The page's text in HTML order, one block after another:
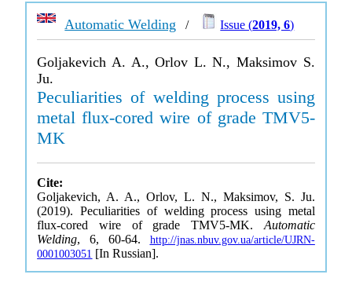
Automatic Welding / Issue (2019, 6)
Goljakevich A. A., Orlov L. N., Maksimov S.
Ju.
Peculiarities of welding process using
metal flux-cored wire of grade TMV5-
MK
Cite:
Goljakevich, A. A., Orlov, L. N., Maksimov, S. Ju.
(2019). Peculiarities of welding process using metal
flux-cored wire of grade TMV5-MK. Automatic
Welding, 6, 60-64. http://jnas.nbuv.gov.ua/article/UJRN-
0001003051 [In Russian].